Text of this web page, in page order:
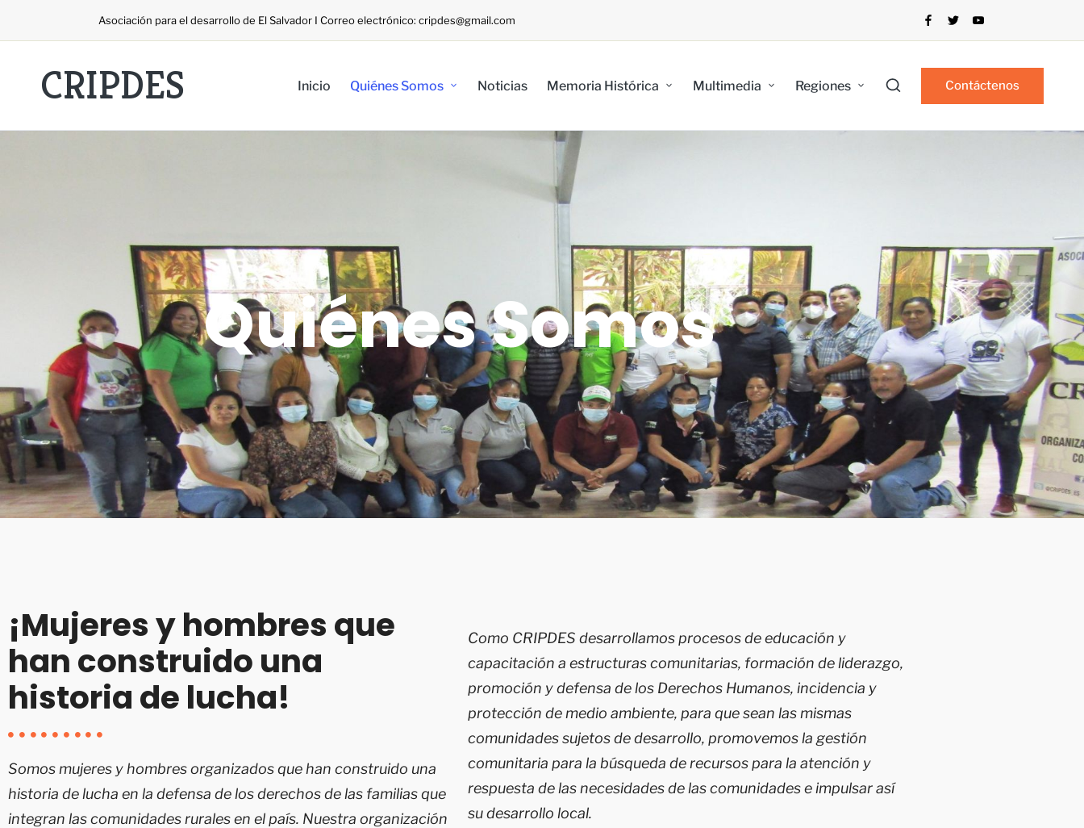
Asociación para el desarrollo de El Salvador I Correo electrónico: cripdes@gmail.com
CRIPDES Inicio Quiénes Somos Noticias Memoria Histórica Multimedia Regiones Contáctenos
Quiénes Somos
¡Mujeres y hombres que
han construido una
historia de lucha!
Somos mujeres y hombres organizados que han construido una
historia de lucha en la defensa de los derechos de las familias que
integran las comunidades rurales en el país. Nuestra organización
Como CRIPDES desarrollamos procesos de educación y
capacitación a estructuras comunitarias, formación de liderazgo,
promoción y defensa de los Derechos Humanos, incidencia y
protección de medio ambiente, para que sean las mismas
comunidades sujetos de desarrollo, promovemos la gestión
comunitaria para la búsqueda de recursos para la atención y
respuesta de las necesidades de las comunidades e impulsar así
su desarrollo local.